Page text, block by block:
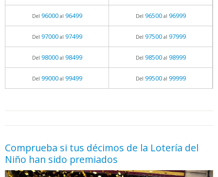
Del 96000al 96499 Del 96500al 96999
Del 97000al 97499 Del 97500al 97999
Del 98000al 98499 Del 98500al 98999
Del 99000al 99499 Del 99500al 99999
Comprueba si tus décimos de la Lotería del
Niño han sido premiados